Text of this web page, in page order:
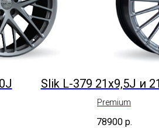
Slik L-379 21x9,5J и
Premium
78900 р.